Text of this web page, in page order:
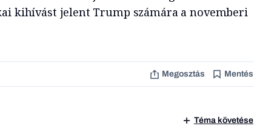
kihívást jelent Trump számára a novemberi
Megosztás Mentés
Téma követése